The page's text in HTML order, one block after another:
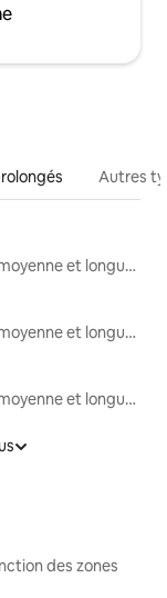
Autres
Locations moyenne et longue durée
Locations moyenne et longue durée
Locations moyenne et longue durée
des zones